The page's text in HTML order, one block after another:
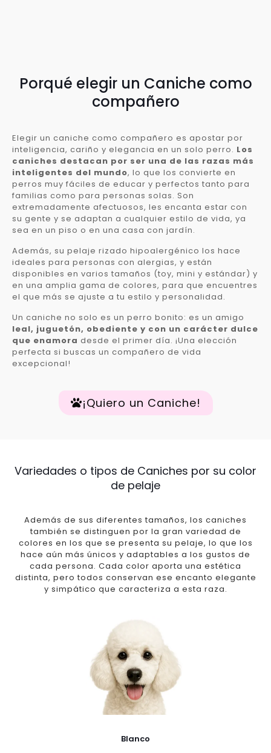
Porqué elegir un Caniche como
compañero
Elegir un caniche como compañero es apostar por
inteligencia, cariño y elegancia en un solo perro. Los
caniches destacan por ser una de las razas más
inteligentes del mundo, lo que los convierte en
perros muy fáciles de educar y perfectos tanto para
familias como para personas solas. Son
extremadamente afectuosos, les encanta estar con
su gente y se adaptan a cualquier estilo de vida, ya
sea en un piso o en una casa con jardín.
Además, su pelaje rizado hipoalergénico los hace
ideales para personas con alergias, y están
disponibles en varios tamaños (toy, mini y estándar) y
en una amplia gama de colores, para que encuentres
el que más se ajuste a tu estilo y personalidad.
Un caniche no solo es un perro bonito: es un amigo
leal, juguetón, obediente y con un carácter dulce
que enamora desde el primer día. ¡Una elección
perfecta si buscas un compañero de vida
excepcional!
¡Quiero un Caniche!
Variedades o tipos de Caniches por su color
de pelaje
Además de sus diferentes tamaños, los caniches
también se distinguen por la gran variedad de
colores en los que se presenta su pelaje, lo que los
hace aún más únicos y adaptables a los gustos de
cada persona. Cada color aporta una estética
distinta, pero todos conservan ese encanto elegante
y simpático que caracteriza a esta raza.
Blanco